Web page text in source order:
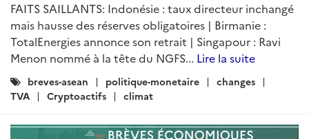
FAITS SAILLANTS: Indonésie : taux directeur inchangé
mais hausse des réserves obligatoires | Birmanie :
TotalEnergies annonce son retrait | Singapour : Ravi
Menon nommé à la tête du NGFS... Lire la suite
Catégories
:
breves-asean politique-monetaire
changes
TVA
Cryptoactifs climat